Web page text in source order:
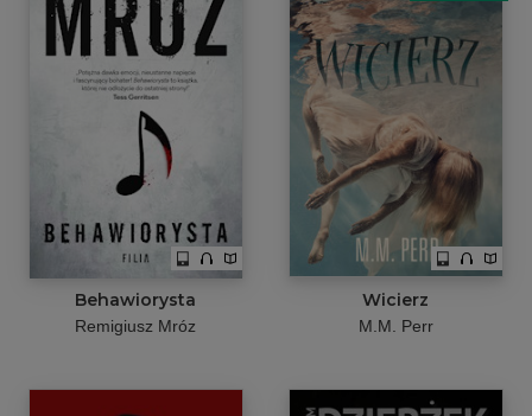
Behawiorysta
Remigiusz Mróz
Wicierz
M.M. Perr